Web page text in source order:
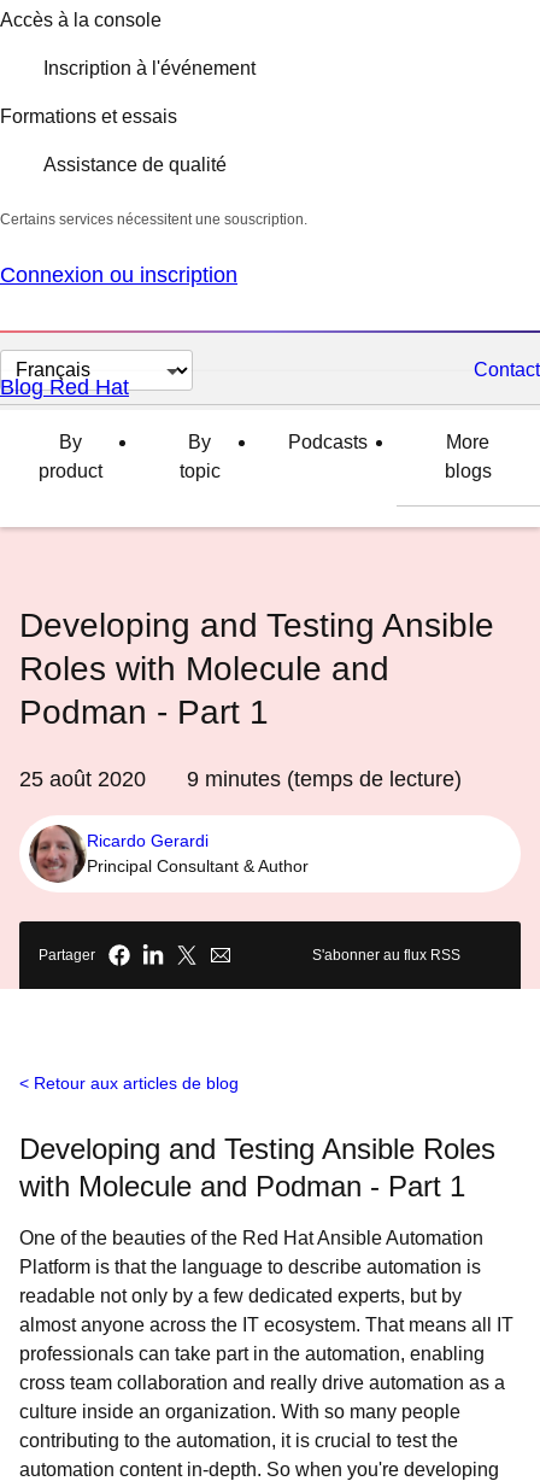
Accès à la console
Inscription à l'événement
Formations et essais
Assistance de qualité
Certains services nécessitent une souscription.
Connexion ou inscription
Changer
la
langue
Contact
Blog Red Hat
By
product
By
topic
Podcasts
More
blogs
Developing and Testing Ansible
Roles with Molecule and
Podman - Part 1
25 août 2020 9 minutes (temps de lecture)
Ricardo Gerardi
Principal Consultant & Author
Partager S'abonner au flux RSS
Retour aux articles de blog
Developing and Testing Ansible Roles
with Molecule and Podman - Part 1
One of the beauties of the Red Hat Ansible Automation
Platform is that the language to describe automation is
readable not only by a few dedicated experts, but by
almost anyone across the IT ecosystem. That means all IT
professionals can take part in the automation, enabling
cross team collaboration and really drive automation as a
culture inside an organization. With so many people
contributing to the automation, it is crucial to test the
automation content in-depth. So when you're developing